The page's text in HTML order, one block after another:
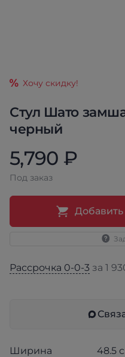
Стул Шато
черный
Хочу скидку!
5,790 ₽
Под заказ
Рассрочка 0-0-3 за 1
Ширина
48.5